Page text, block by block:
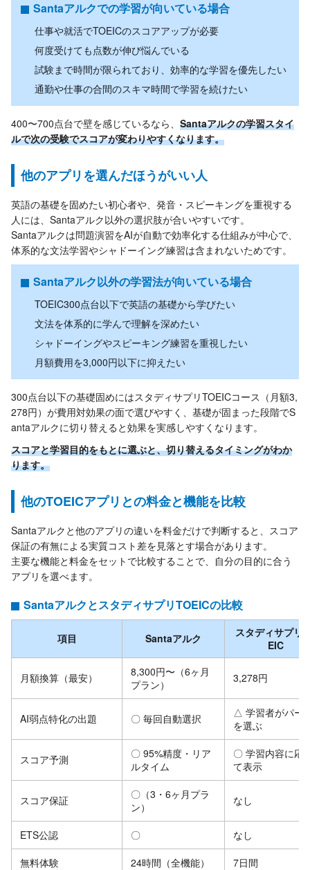
Santaアルクでの学習が向いている場合
仕事や就活でTOEICのスコアアップが必要
何度受けても点数が伸び悩んでいる
試験まで時間が限られており、効率的な学習を優先したい
通勤や仕事の合間のスキマ時間で学習を続けたい
400〜700点台で壁を感じているなら、 Santaアルクの学習スタイ
ルで次の受験でスコアが変わりやすくなります。
他のアプリを選んだほうがいい人
英語の基礎を固めたい初心者や、発音・スピーキングを重視する
人には、Santaアルク以外の選択肢が合いやすいです。
Santaアルクは問題演習をAIが自動で効率化する仕組みが中心で、
体系的な文法学習やシャドーイング練習は含まれないためです。
Santaアルク以外の学習法が向いている場合
TOEIC300点台以下で英語の基礎から学びたい
文法を体系的に学んで理解を深めたい
シャドーイングやスピーキング練習を重視したい
月額費用を3,000円以下に抑えたい
300点台以下の基礎固めにはスタディサプリTOEICコース（月額3,
278円）が費用対効果の面で選びやすく、基礎が固まった段階でS
antaアルクに切り替えると効果を実感しやすくなります。
スコアと学習目的をもとに選ぶと、切り替えるタイミングがわか
ります。
他のTOEICアプリとの料金と機能を比較
Santaアルクと他のアプリの違いを料金だけで判断すると、スコア
保証の有無による実質コスト差を見落とす場合があります。
主要な機能と料金をセットで比較することで、自分の目的に合う
アプリを選べます。
SantaアルクとスタディサプリTOEICの比較
項目 Santaアルク
スタディサプリ
EIC
月額換算（最安）
8,300円〜（6ヶ月
プラン）
3,278円
AI弱点特化の出題 〇 毎回自動選択
△ 学習者がパー
を選ぶ
スコア予測
〇 95%精度・リア
ルタイム
〇 学習内容に応
て表示
スコア保証
〇（3・6ヶ月プラ
ン）
なし
ETS公認 〇
なし
無料体験
24時間（全機能） 7日間